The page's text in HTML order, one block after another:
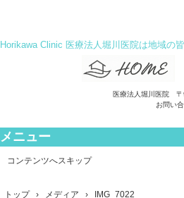
Horikawa Clinic 医療法人堀川医院は地域の
医療法人堀川医院 〒
お問い
メニュー
コンテンツへスキップ
トップ › メディア › IMG_7022